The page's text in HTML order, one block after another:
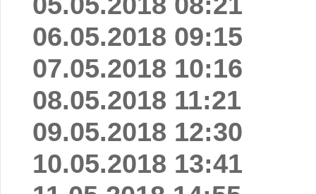
06.05.2018 09:15
07.05.2018 10:16
08.05.2018 11:21
09.05.2018 12:30
10.05.2018 13:41